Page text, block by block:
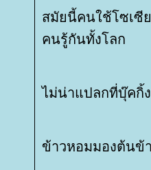
สมัยนี้คนใช้โซเซี
คนรู้กันทั้งโลก
ไม่น่าแปลกที่บุ๊คกิ้
ข้าวหอมมองต้นข้